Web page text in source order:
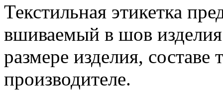
Текстильная этикетка
вшиваемый в шов
размере изделия,
производителе.